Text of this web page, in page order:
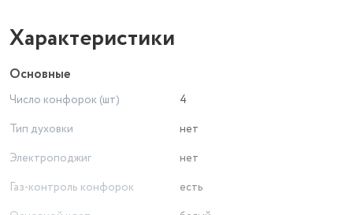
Функциональные особенности:
Варочная панель:
Стальные решетки – выдерживают тяжелую посуду
Газ-контроль (на мощных конфорках) – автоматически
перекрывает подачу газа при затухании пламени
Эмалированная поверхность – устойчивость к загрязнениям
Поворотные переключатели – плавная регулировка пламени
Где использовать?
Характеристики
Основные
Число конфорок (шт)
4
Тип духовки
нет
Электроподжиг
нет
Газ-контроль конфорок
есть